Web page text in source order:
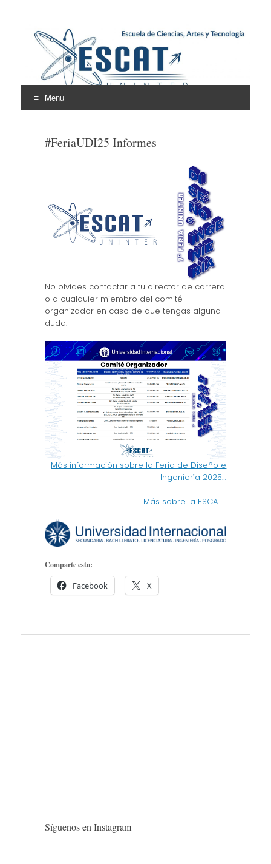
Escuela de Ciencias,
Artes y Tecnología
ESCAT
Menu
content#FeriaUDI25 Informes
No olvides contactar a tu director de carrera
o a cualquier miembro del comité
organizador en caso de que tengas alguna
duda.
Más información sobre la Feria de Diseño e
Ingeniería 2025…
Más sobre la ESCAT…
Comparte esto:
Facebook X
Síguenos en Instagram